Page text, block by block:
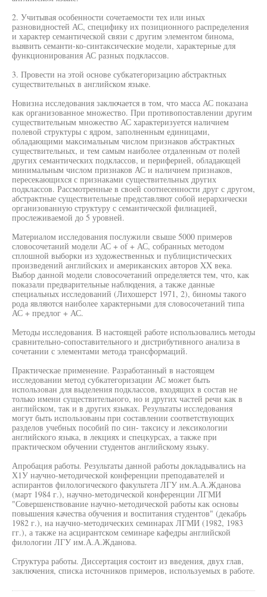
2. Учитывая особенности сочетаемости тех или иных
разновидностей АС, специфику их позиционного распределения
и характер семантической связи с другим элементом бинома,
выявить семанти-ко-синтаксические модели, характерные для
функционирования АС разных подклассов.
3. Провести на этой основе субкатегоризацию абстрактных
существительных в английском языке.
Новизна исследования заключается в том, что масса АС показана
как организованное множество. При противопоставлении другим
существительным множество АС характеризуется наличием
полевой структуры с ядром, заполненным единицами,
обладающими максимальным числом признаков абстрактных
существительных, и тем самым наиболее отдаленным от полей
других семантических подклассов, и периферией, обладающей
минимальным числом признаков АС и наличием признаков,
пересекающихся с признаками существительных других
подклассов. Рассмотренные в своей соотнесенности друг с другом,
абстрактные существительные представляют собой иерархически
организованную структуру с семантической филиацией,
прослеживаемой до 5 уровней.
Материалом исследования послужили свыше 5000 примеров
словосочетаний модели АС + of + АС, собранных методом
сплошной выборки из художественных и публицистических
произведений английских и американских авторов XX века.
Выбор данной модели словосочетаний определяется тем, что, как
показали предварительные наблюдения, а также данные
специальных исследований (Лихошерст 1971, 2), биномы такого
рода являются наиболее характерными для словосочетаний типа
АС + предлог + АС.
Методы исследования. В настоящей работе использовались методы
сравнительно-сопоставительного и дистрибутивного анализа в
сочетании с элементами метода трансформаций.
Практическае применение. Разработанный в настоящем
исследовании метод субкатегоризации АС может быть
использован для выделения подклассов, входящих в состав не
только имени существительного, но и других частей речи как в
английском, так и в других языках. Результаты исследования
могут быть использованы при составлении соответствующих
разделов учебных пособий по син- таксису и лексикологии
английского языка, в лекциях и спецкурсах, а также при
практическом обучении студентов английскому языку.
Апробация работы. Результаты данной работы докладывались на
Х1У научно-методической конференции преподавателей и
аспирантов филологического факультета ЛГУ им.А.А.Жданова
(март 1984 г.), научно-методической конференции ЛГМИ
"Совершенствование научно-методической работы как основы
повышения качества обучения и воспитания студентов" (декабрь
1982 г.), на научно-методических семинарах ЛГМИ (1982, 1983
гг.), а также на асцирантском семинаре кафедры английской
филологии ЛГУ им.А.А.Жданова.
Структура работы. Диссертация состоит из введения, двух глав,
заключения, списка источников примеров, используемых в работе.